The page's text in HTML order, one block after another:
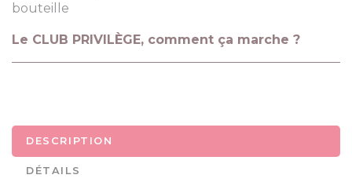
bouteille
Le CLUB PRIVILÈGE, comment ça marche ?
DESCRIPTION
DÉTAILS